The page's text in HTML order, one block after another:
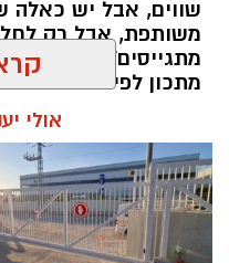
שווים, אבל יש כאלה
משותפת, אבל רק
מתגייסים" ו"הם לא"
מתכון לפילוג
אולי